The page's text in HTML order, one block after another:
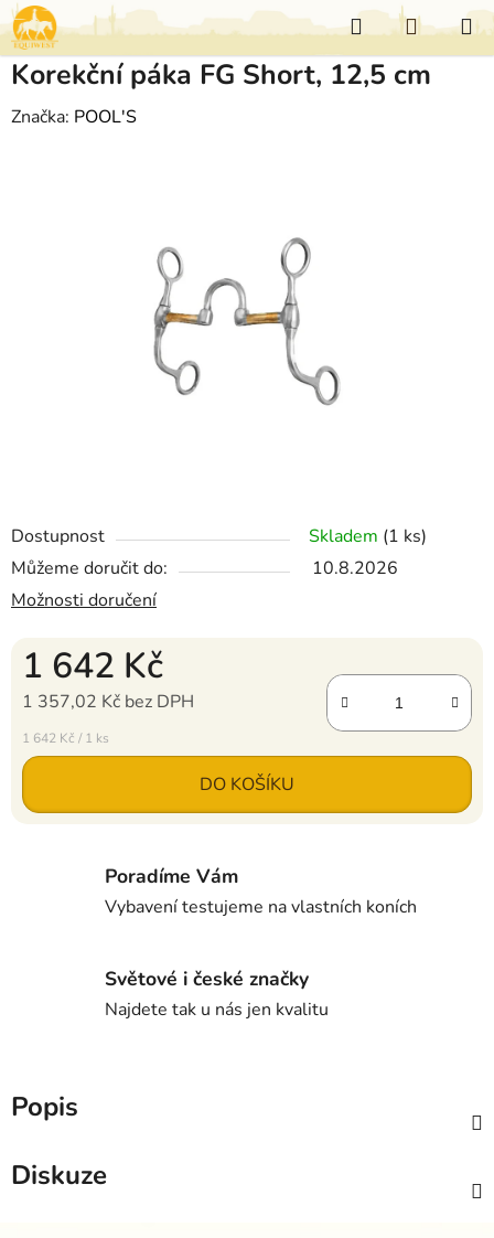
Přejít
na
obsah
Hledat
KOŠÍK
Dostupnost Skladem (1 ks)
Můžeme doručit do:
10.8.2026
Možnosti doručení
1 642 Kč
1 357,02 Kč bez DPH
Měrná cena:
1 642 Kč / 1 ks
DO KOŠÍKU
Korekční páka FG Short, 12,5 cm
Značka: POOL'S
Poradíme Vám
Vybavení testujeme na vlastních koních
Světové i české značky
Najdete tak u nás jen kvalitu
Popis
Diskuze